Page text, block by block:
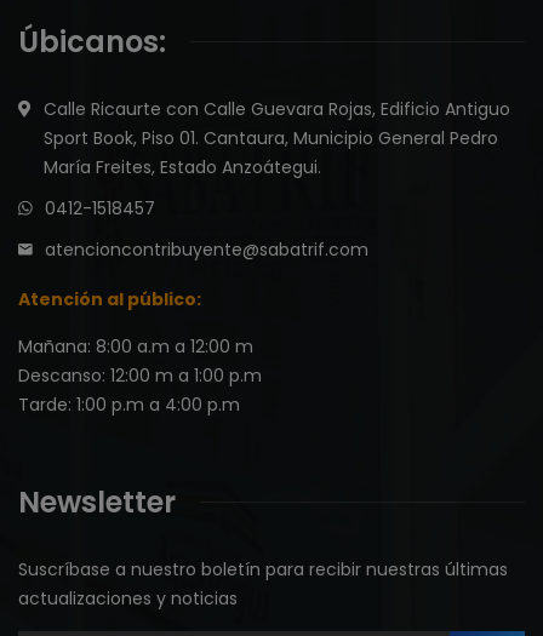
Úbicanos:
Calle Ricaurte con Calle Guevara Rojas, Edificio Antiguo
Sport Book, Piso 01. Cantaura, Municipio General Pedro
María Freites, Estado Anzoátegui.
0412-1518457
atencioncontribuyente@sabatrif.com
Atención al público:
Mañana: 8:00 a.m a 12:00 m
Descanso: 12:00 m a 1:00 p.m
Tarde: 1:00 p.m a 4:00 p.m
Newsletter
Suscríbase a nuestro boletín para recibir nuestras últimas
actualizaciones y noticias